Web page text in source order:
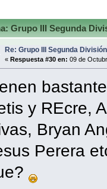
Grupo III Segunda
Re: Grupo III Segunda
«Respuesta #30 en: 09 de
y REcre,
Bryan
Perera